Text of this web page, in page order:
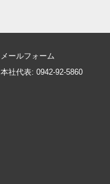
メールフォーム
本社代表: 0942-92-5860